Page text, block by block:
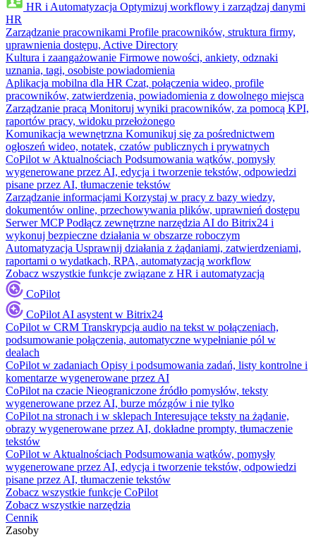
HR i Automatyzacja Optymizuj workflowy i zarządzaj danymi
HR
Zarządzanie pracownikami Profile pracowników, struktura firmy,
uprawnienia dostępu, Active Directory
Kultura i zaangażowanie Firmowe nowości, ankiety, odznaki
uznania, tagi, osobiste powiadomienia
Aplikacja mobilna dla HR Czat, połączenia wideo, profile
pracowników, zatwierdzenia, powiadomienia z dowolnego miejsca
Zarządzanie pracą Monitoruj wyniki pracowników, za pomocą KPI,
raportów pracy, widoku przełożonego
Komunikacja wewnętrzna Komunikuj się za pośrednictwem
ogłoszeń wideo, notatek, czatów publicznych i prywatnych
CoPilot w Aktualnościach Podsumowania wątków, pomysły
wygenerowane przez AI, edycja i tworzenie tekstów, odpowiedzi
pisane przez AI, tłumaczenie tekstów
Zarządzanie informacjami Korzystaj w pracy z bazy wiedzy,
dokumentów online, przechowywania plików, uprawnień dostępu
Serwer MCP Podłącz zewnętrzne narzędzia AI do Bitrix24 i
wykonuj bezpieczne działania w obszarze roboczym
Automatyzacja Usprawnij działania z żądaniami, zatwierdzeniami,
raportami o wydatkach, RPA, automatyzacją workflow
Zobacz wszystkie funkcje związane z HR i automatyzacją
CoPilot
CoPilot AI asystent w Bitrix24
CoPilot w CRM Transkrypcja audio na tekst w połączeniach,
podsumowanie połączenia, automatyczne wypełnianie pól w
dealach
CoPilot w zadaniach Opisy i podsumowania zadań, listy kontrolne i
komentarze wygenerowane przez AI
CoPilot na czacie Nieograniczone źródło pomysłów, teksty
wygenerowane przez AI, burze mózgów i nie tylko
CoPilot na stronach i w sklepach Interesujące teksty na żądanie,
obrazy wygenerowane przez AI, dokładne prompty, tłumaczenie
tekstów
CoPilot w Aktualnościach Podsumowania wątków, pomysły
wygenerowane przez AI, edycja i tworzenie tekstów, odpowiedzi
pisane przez AI, tłumaczenie tekstów
Zobacz wszystkie funkcje CoPilot
Zobacz wszystkie narzędzia
Cennik
Zasoby